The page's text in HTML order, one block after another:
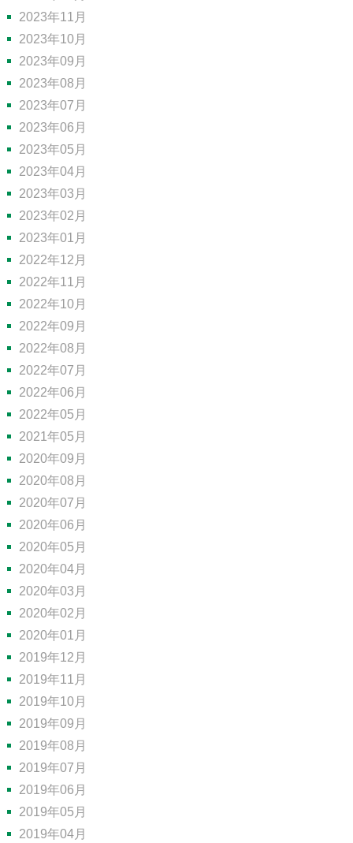
2023年11月
2023年10月
2023年09月
2023年08月
2023年07月
2023年06月
2023年05月
2023年04月
2023年03月
2023年02月
2023年01月
2022年12月
2022年11月
2022年10月
2022年09月
2022年08月
2022年07月
2022年06月
2022年05月
2021年05月
2020年09月
2020年08月
2020年07月
2020年06月
2020年05月
2020年04月
2020年03月
2020年02月
2020年01月
2019年12月
2019年11月
2019年10月
2019年09月
2019年08月
2019年07月
2019年06月
2019年05月
2019年04月